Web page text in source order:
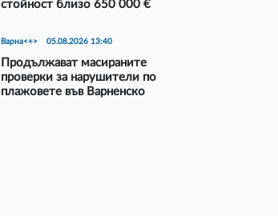
стойност близо 650 000 €
Варна<+> 05.08.2026 13:40
Продължават масираните
проверки за нарушители по
плажовете във Варненско